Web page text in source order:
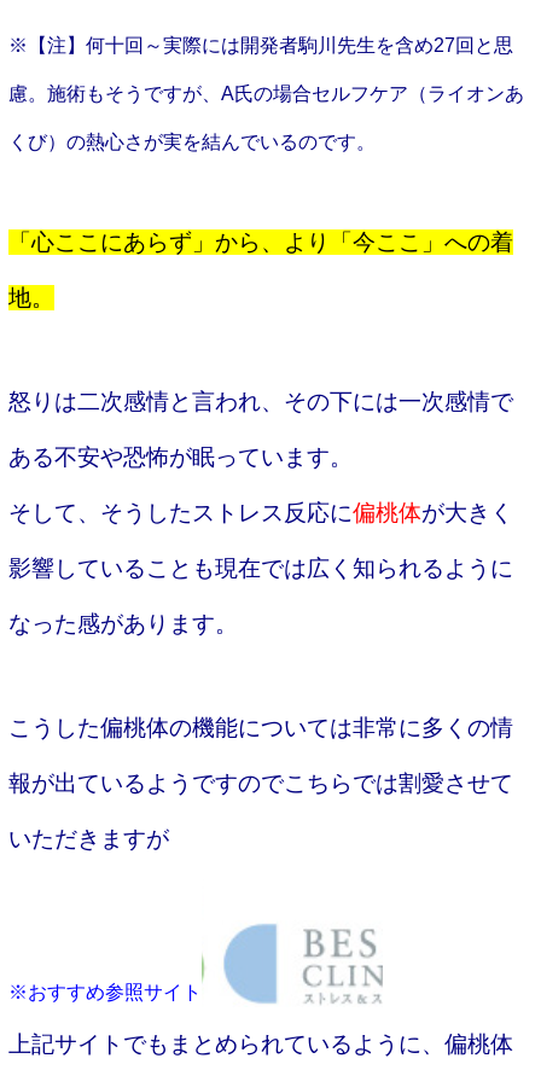
※【注】何十回～実際には開発者駒川先生を含め27回と思
慮。施術もそうですが、A氏の場合セルフケア（ライオンあ
くび）の熱心さが実を結んでいるのです。
「心ここにあらず」から、より「今ここ」への着
地。
怒りは二次感情と言われ、その下には一次感情で
ある不安や恐怖が眠っています。
そして、そうしたストレス反応に偏桃体が大きく
影響していることも現在では広く知られるように
なった感があります。
こうした偏桃体の機能については非常に多くの情
報が出ているようですのでこちらでは割愛させて
いただきますが
※おすすめ参照サイト
上記サイトでもまとめられているように、偏桃体